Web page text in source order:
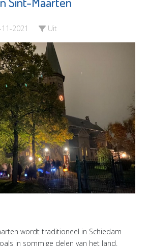
11-2021 Uit
wordt traditioneel in Schiedam
in sommige delen van het land.